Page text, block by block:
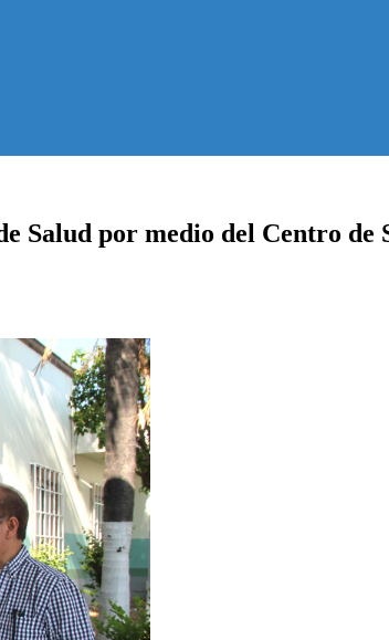
Salud por medio del Centro de